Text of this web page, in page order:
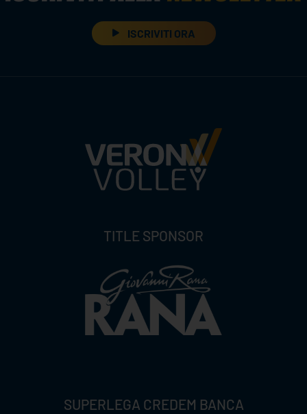
ISCRIVITI ORA
TITLE SPONSOR
SUPERLEGA CREDEM BANCA